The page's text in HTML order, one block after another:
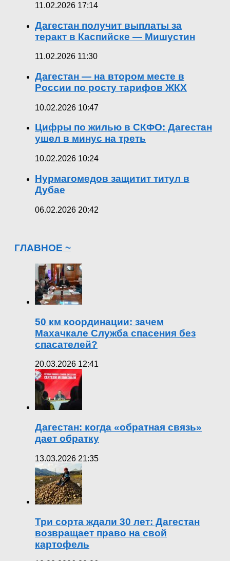
11.02.2026 17:14
Дагестан получит выплаты за
теракт в Каспийске — Мишустин
11.02.2026 11:30
Дагестан — на втором месте в
России по росту тарифов ЖКХ
10.02.2026 10:47
Цифры по жилью в СКФО: Дагестан
ушел в минус на треть
10.02.2026 10:24
Нурмагомедов защитит титул в
Дубае
06.02.2026 20:42
ГЛАВНОЕ ~
50 км координации: зачем
Махачкале Служба спасения без
спасателей?
20.03.2026 12:41
Дагестан: когда «обратная связь»
дает обратку
13.03.2026 21:35
Три сорта ждали 30 лет: Дагестан
возвращает право на свой
картофель